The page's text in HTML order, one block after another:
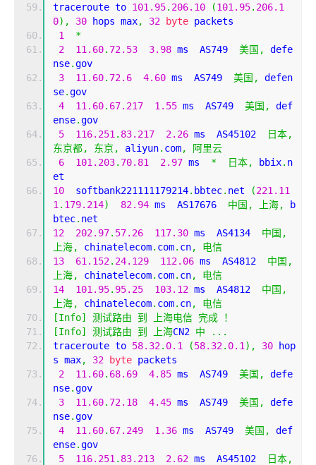
traceroute to 101.95. 206.10 (101.95. 206.1
0), 30 hops max, 32 byte packets
1
*
2
11.60. 72.53 3.98 ms  AS749 美国,
defe
nse.gov
3
11.60. 72.6 4.60 ms  AS749 美国,
defen
se.gov
4
11.60. 67.217 1.55 ms  AS749 美国,
def
ense.gov
5
116.251 . 83.217 2.26 ms  AS45102
日本,
东京都,
东京, aliyun. com,
阿里云
6
101.203. 70.81 2.97 ms * 日本, bbix. n
et
10
  softbank221111179214
. bbtec. net (221.11
1 . 179.214) 82.94 ms  AS17676 中国, 上海,
b
btec. net
12
202.97. 57.26 117.30 ms  AS4134 中国,
上海,
chinatelecom. com. cn,
电信
13
61.152. 24.129 112.06 ms  AS4812 中国,
上海,
chinatelecom. com. cn,
电信
14
101.95. 95.25 103.12 ms  AS4812 中国,
上海,
chinatelecom. com. cn,
电信
[Info] 测试路由 到 上海电信 完成
！
[Info] 测试路由 到 上海CN2 中
...
traceroute to 58.32. 0.1 (58.32. 0.1 ), 30 hop
s max, 32 byte packets
2
11.60. 68.69 4.85 ms  AS749 美国,
defe
nse.gov
3
11.60. 72.18 4.45 ms  AS749 美国,
defe
nse.gov
4
11.60. 67.249 1.36 ms  AS749 美国,
def
ense.gov
5
116.251 . 83.213 2.62 ms  AS45102
日本,